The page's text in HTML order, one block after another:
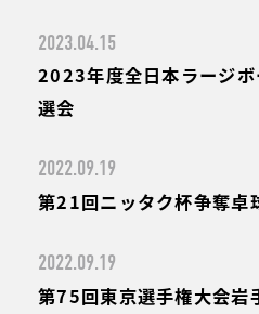
2023.04.15
2023年度全日本ラージ
選会
2022.09.19
第21回ニッタク杯争奪卓
2022.09.19
第75回東京選手権大会岩